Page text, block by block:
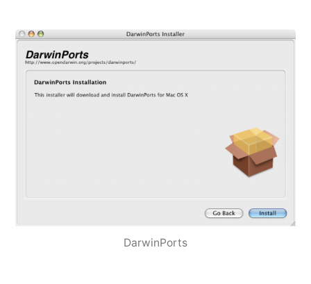
DarwinPorts